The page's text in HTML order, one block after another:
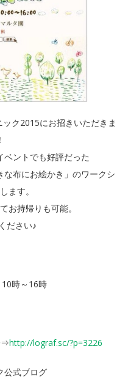
ク2015にお招きいただきま
ベントでも好評だった
布にお絵かき」のワークシ
ます。
お持帰りも可能。
ださい♪
時～16時
⇒http://lograf.sc/?p=3226
公式ブログ